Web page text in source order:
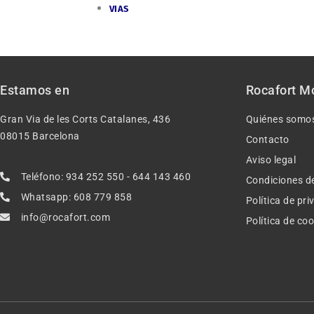
VIAS
Estamos en
Gran Via de les Corts Catalanes, 436
08015 Barcelona
Teléfono: 934 252 550 - 644 143 460
Whatsapp: 608 779 858
info@rocafort.com
Rocafort
Quiénes
Contacto
Aviso legal
Condiciones
Política de
Política de